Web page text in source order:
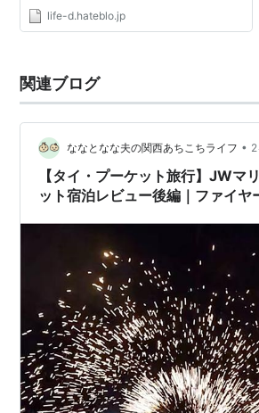
life-d.hateblo.jp
関連ブログ
ななとなな夫の関西あちこちライフ •
【タイ・プーケット旅行】JWマ
ット宿泊レビュー後編｜ファイヤ